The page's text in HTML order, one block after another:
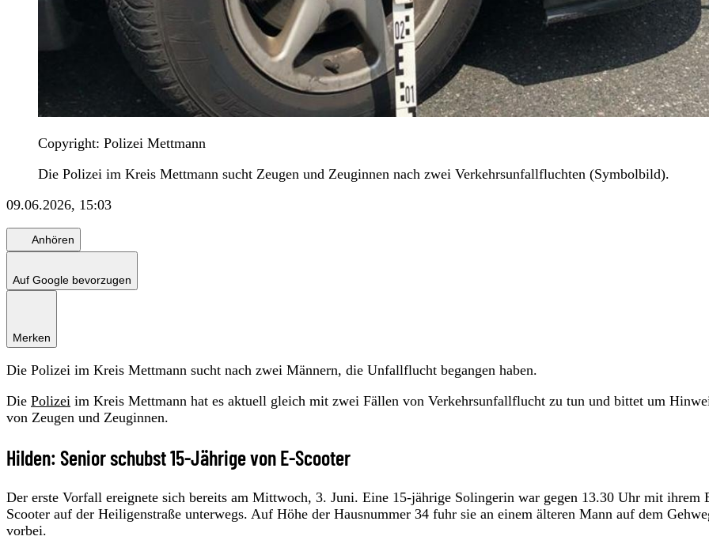
Copyright: Polizei Mettmann
Die Polizei im Kreis Mettmann sucht Zeugen und Zeuginnen nach zwei Verkehrsunfallfluchten (Symbolbild).
09.06.2026, 15:03
Anhören
Auf Google bevorzugen
Merken
Die Polizei im Kreis Mettmann sucht nach zwei Männern, die Unfallflucht begangen haben.
Die Polizei im Kreis Mettmann hat es aktuell gleich mit zwei Fällen von Verkehrsunfallflucht zu tun und bittet um
von Zeugen und Zeuginnen.
Hilden: Senior schubst 15-Jährige von E-Scooter
Der erste Vorfall ereignete sich bereits am Mittwoch, 3. Juni. Eine 15-jährige Solingerin war gegen 13.30 Uhr mit ihrem
Scooter auf der Heiligenstraße unterwegs. Auf Höhe der Hausnummer 34 fuhr sie an einem älteren Mann auf dem
vorbei.